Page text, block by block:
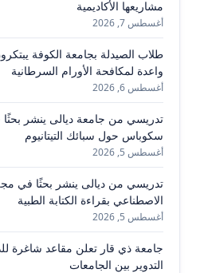
مشاريعها الأكاديمية
أغسطس 7, 2026
طلاب الصيدلة بجامعة الكوفة
واعدة لمكافحة الأورام السرطانية
أغسطس 6, 2026
تدريسي من جامعة ديالى ينشر
سكوباس حول سبائك التيتانيوم
أغسطس 5, 2026
تدريسي من ديالى ينشر بحثًا في
الاصطناعي بقراءة الكتابة الطبية
أغسطس 5, 2026
جامعة ذي قار تعلن مقاعد شاغرة
التدوير بين الجامعات